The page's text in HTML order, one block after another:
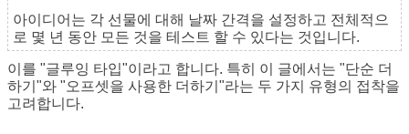
아이디어는 각 선물에 대해 날짜 간격을 설정하고 전체적으
로 몇 년 동안 모든 것을 테스트 할 수 있다는 것입니다.
이를 "글루잉 타입"이라고 합니다. 특히 이 글에서는 "단순 더
하기"와 "오프셋을 사용한 더하기"라는 두 가지 유형의 접착을
고려합니다.